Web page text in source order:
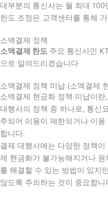
대부분의 통신사는 월 최대
한도 조정은 고객센터를 통해
소액결제 정책
소액결제 한도 주요 통신사인
으로 알려드리겠습니다
소액결제 정책 미납 (소액결제
소액결제 현금화 정책 미납이
대행사의 정책 중 하나로, 통신
주되어 이용이 제한되거나 이용
합니다.
결제 대행사에는 다양한 정책
제 현금화가 불가능해지거나 원
를 해결할 수 있는 방법이 있지
않도록 주의하는 것이 중요합니